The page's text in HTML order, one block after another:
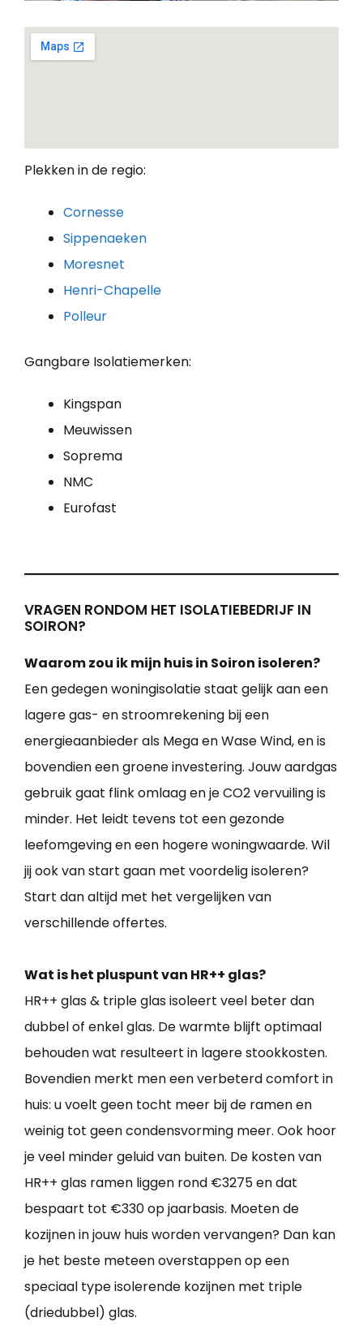
Plekken in de regio:
Cornesse
Sippenaeken
Moresnet
Henri-Chapelle
Polleur
Gangbare Isolatiemerken:
Kingspan
Meuwissen
Soprema
NMC
Eurofast
VRAGEN RONDOM HET ISOLATIEBEDRIJF IN
SOIRON?
Waarom zou ik mijn huis in Soiron isoleren?
Een gedegen woningisolatie staat gelijk aan een
lagere gas- en stroomrekening bij een
energieaanbieder als Mega en Wase Wind, en is
bovendien een groene investering. Jouw aardgas
gebruik gaat flink omlaag en je CO2 vervuiling is
minder. Het leidt tevens tot een gezonde
leefomgeving en een hogere woningwaarde. Wil
jij ook van start gaan met voordelig isoleren?
Start dan altijd met het vergelijken van
verschillende offertes.
Wat is het pluspunt van HR++ glas?
HR++ glas & triple glas isoleert veel beter dan
dubbel of enkel glas. De warmte blijft optimaal
behouden wat resulteert in lagere stookkosten.
Bovendien merkt men een verbeterd comfort in
huis: u voelt geen tocht meer bij de ramen en
weinig tot geen condensvorming meer. Ook hoor
je veel minder geluid van buiten. De kosten van
HR++ glas ramen liggen rond €3275 en dat
bespaart tot €330 op jaarbasis. Moeten de
kozijnen in jouw huis worden vervangen? Dan kan
je het beste meteen overstappen op een
speciaal type isolerende kozijnen met triple
(driedubbel) glas.